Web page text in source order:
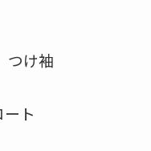
つけ袖
ート